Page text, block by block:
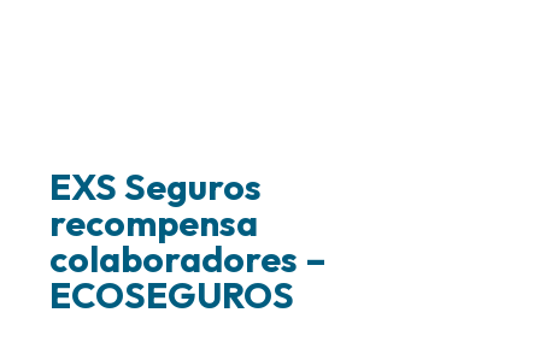
EXS Seguros
recompensa
colaboradores –
ECOSEGUROS